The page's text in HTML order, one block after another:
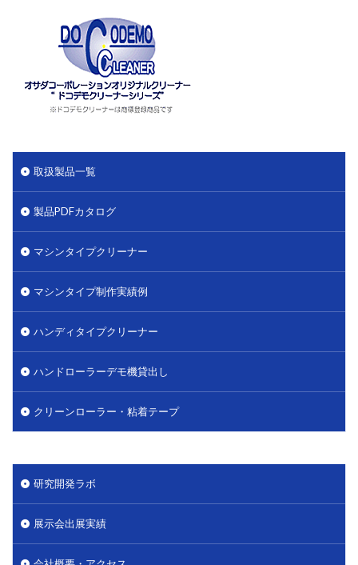
取扱製品一覧
製品PDFカタログ
マシンタイプクリーナー
マシンタイプ制作実績例
ハンディタイプクリーナー
ハンドローラーデモ機貸出し
クリーンローラー・粘着テープ
研究開発ラボ
展示会出展実績